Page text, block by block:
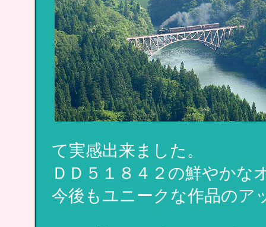
て実感出来ました。
ＤＤ５１８４２の鮮やかな
今後もユニークな作品のア